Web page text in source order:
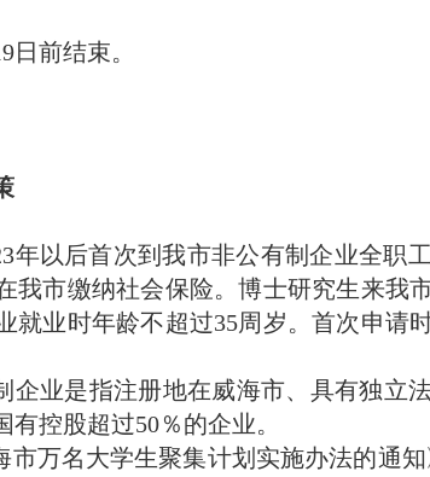
前结束。
后首次到我市非公有制企业全职
我市缴纳社会保险。博士研究生来我
就业时年龄不超过35周岁。首次申请
是指注册地在威海市、具有独立
控股超过50％的企业。
名大学生聚集计划实施办法的通知